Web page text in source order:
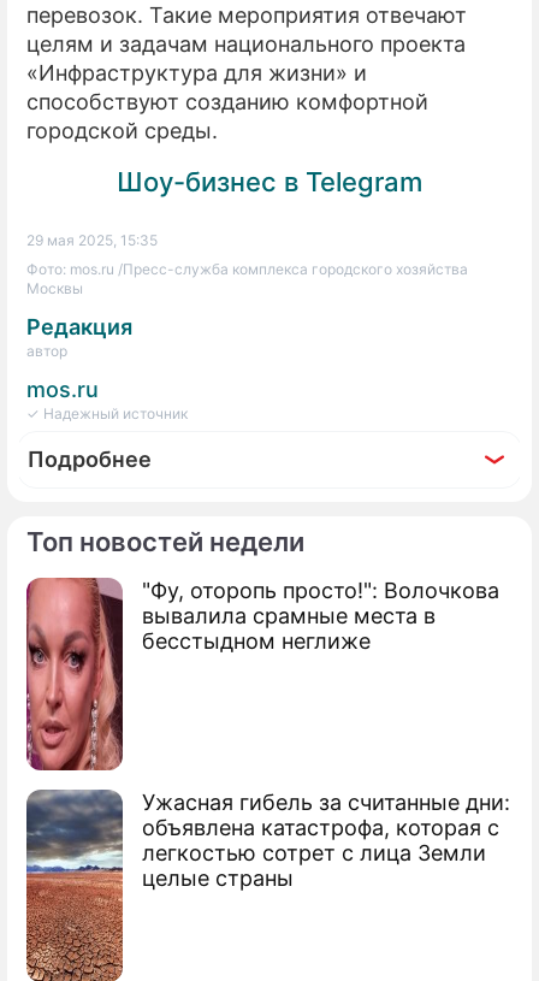
Топ новостей недели
"Фу, оторопь просто!": Волочкова
вывалила срамные места в
бесстыдном неглиже
Ужасная гибель за считанные дни:
объявлена катастрофа, которая с
легкостью сотрет с лица Земли
целые страны
перевозок. Такие мероприятия отвечают
целям и задачам национального проекта
«Инфраструктура для жизни» и
способствуют созданию комфортной
городской среды.
Шоу-бизнес в Telegram
29 мая 2025, 15:35
Фото: mos.ru /Пресс-служба комплекса городского хозяйства
Москвы
Редакция
автор
mos.ru
✓ Надежный источник
Подробнее